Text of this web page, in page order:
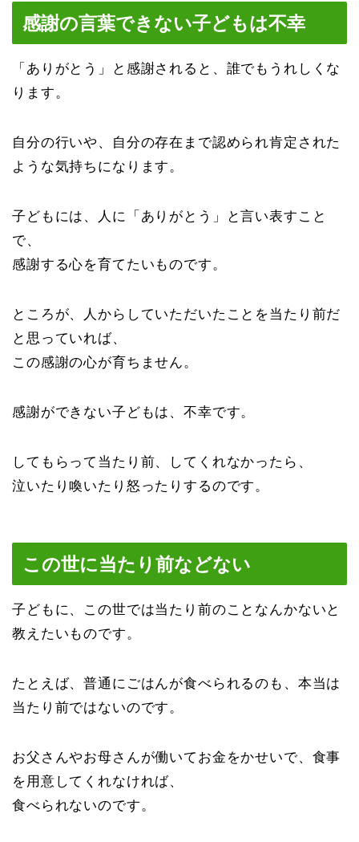
感謝の言葉できない子どもは不幸
「ありがとう」と感謝されると、誰でもうれしくな
ります。
自分の行いや、自分の存在まで認められ肯定された
ような気持ちになります。
子どもには、人に「ありがとう」と言い表すこと
で、
感謝する心を育てたいものです。
ところが、人からしていただいたことを当たり前だ
と思っていれば、
この感謝の心が育ちません。
感謝ができない子どもは、不幸です。
してもらって当たり前、してくれなかったら、
泣いたり喚いたり怒ったりするのです。
この世に当たり前などない
子どもに、この世では当たり前のことなんかないと
教えたいものです。
たとえば、普通にごはんが食べられるのも、本当は
当たり前ではないのです。
お父さんやお母さんが働いてお金をかせいで、食事
を用意してくれなければ、
食べられないのです。